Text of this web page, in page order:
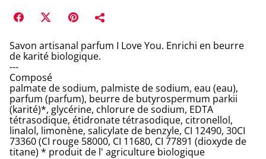
Savon artisanal parfum I Love You. Enrichi en beurre
de karité biologique.
---
Composé
palmate de sodium, palmiste de sodium, eau (eau),
parfum (parfum), beurre de butyrospermum parkii
(karité)*, glycérine, chlorure de sodium, EDTA
tétrasodique, étidronate tétrasodique, citronellol,
linalol, limonène, salicylate de benzyle, CI 12490, 30CI
73360 (CI rouge 58000, CI 11680, CI 77891 (dioxyde de
titane) * produit de l' agriculture biologique